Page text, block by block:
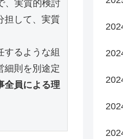
、実質的検討
担して、実質
するような組
細則を別途定
全員による理